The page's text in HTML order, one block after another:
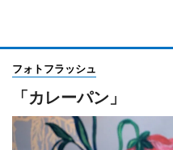
フォトフラッシュ
「カレーパン」